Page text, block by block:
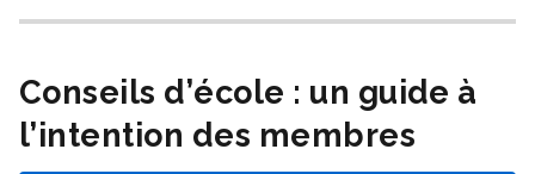
Conseils d’école : un guide à
l’intention des membres